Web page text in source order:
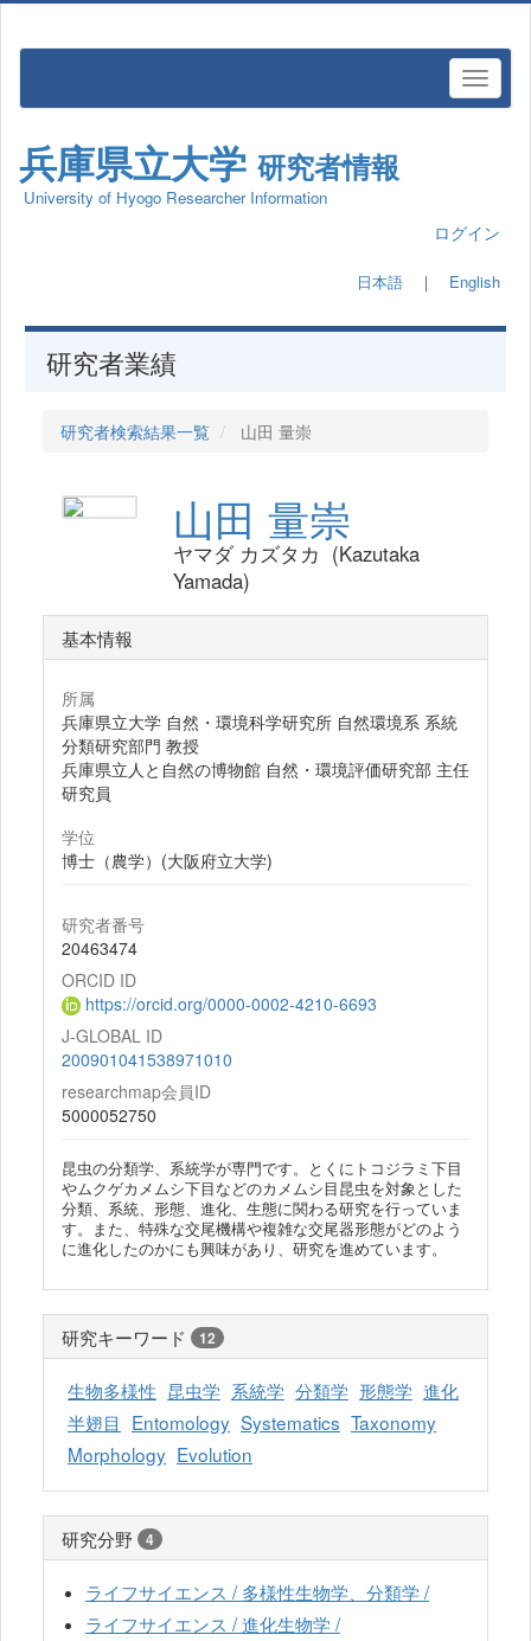
兵庫県立大学 研究者情報
University of Hyogo Researcher Information
ログイン
日本語 ｜ English
研究者業績
研究者検索結果一覧 山田 量崇
山田 量崇
ヤマダ カズタカ (Kazutaka
Yamada)
基本情報
所属
兵庫県立大学 自然・環境科学研究所 自然環境系 系統
分類研究部門 教授
兵庫県立人と自然の博物館 自然・環境評価研究部 主任
研究員
学位
博士（農学）(大阪府立大学)
研究者番号
20463474
ORCID ID
https://orcid.org/0000-0002-4210-6693
J-GLOBAL ID
200901041538971010
researchmap会員ID
5000052750
昆虫の分類学、系統学が専門です。とくにトコジラミ下目
やムクゲカメムシ下目などのカメムシ目昆虫を対象とした
分類、系統、形態、進化、生態に関わる研究を行っていま
す。また、特殊な交尾機構や複雑な交尾器形態がどのよう
に進化したのかにも興味があり、研究を進めています。
研究キーワード 12
生物多様性 昆虫学 系統学 分類学 形態学 進化
半翅目 Entomology Systematics Taxonomy
Morphology Evolution
研究分野 4
ライフサイエンス / 多様性生物学、分類学 /
ライフサイエンス / 進化生物学 /